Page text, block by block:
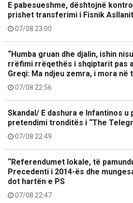
E pabesueshme, dështojnë
prishet transferimi i Fisnik
07/08 23:00
“Humba gruan dhe djalin, ishin
rrëfimi rrëqethës i shqiptarit pas
Greqi: Ma ndjeu zemra, i mora
07/08 22:56
Skandal/ E dashura e Infantinos u
pretendimi tronditës i “The
07/08 22:49
“Referendumet lokale, të
Precedenti i 2014-ës dhe
dot hartën e PS
07/08 22:47